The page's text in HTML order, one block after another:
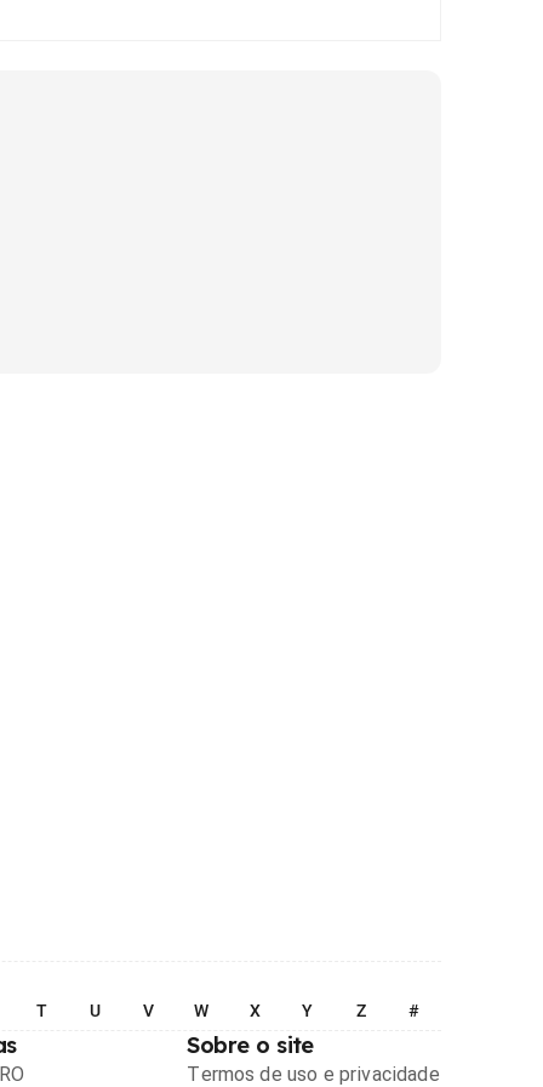
T U V W X Y Z #
Sobre o site
Termos de uso e privacidade